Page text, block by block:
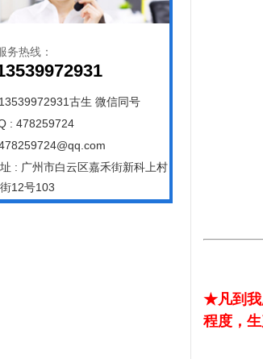
务热线：
古生 微信同号
: 478259724
: 广州市白云区嘉禾街新科上村
12号103
★凡到我
程度，